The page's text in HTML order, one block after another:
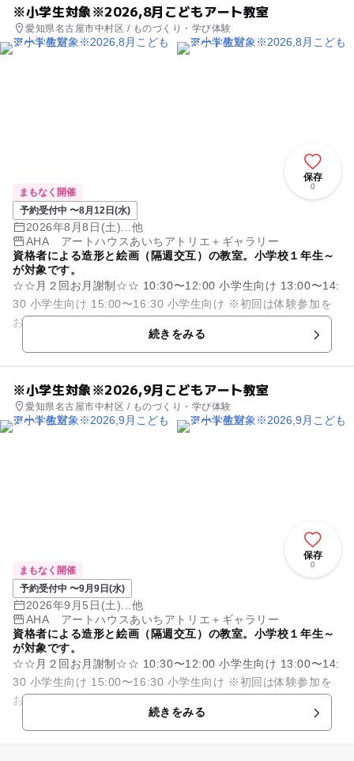
※小学生対象※2026,8月こどもアート教室
愛知県名古屋市中村区 / ものづくり・学び体験
保存
0
まもなく開催
予約受付中 〜8月12日(水)
2026年8月8日(土)...他
AHA アートハウスあいちアトリエ＋ギャラリー
資格者による造形と絵画（隔週交互）の教室。小学校１年生～
が対象です。
☆☆月２回お月謝制☆☆ 10:30〜12:00 小学生向け 13:00〜14:
30 小学生向け 15:00〜16:30 小学生向け ※初回は体験参加を
お勧めします。（お一人1回/有料/詳...
続きをみる
※小学生対象※2026,9月こどもアート教室
愛知県名古屋市中村区 / ものづくり・学び体験
保存
0
まもなく開催
予約受付中 〜9月9日(水)
2026年9月5日(土)...他
AHA アートハウスあいちアトリエ＋ギャラリー
資格者による造形と絵画（隔週交互）の教室。小学校１年生～
が対象です。
☆☆月２回お月謝制☆☆ 10:30〜12:00 小学生向け 13:00〜14:
30 小学生向け 15:00〜16:30 小学生向け ※初回は体験参加を
お勧めします。（お一人1回/有料/詳...
続きをみる